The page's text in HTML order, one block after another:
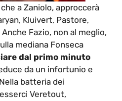
a Zaniolo, approccerà
Kluivert, Pastore,
Fazio, non al meglio,
mediana Fonseca
dal primo minuto
da un infortunio e
batteria dei
Veretout,